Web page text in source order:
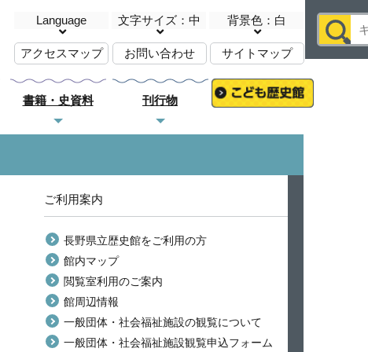
Language 文字サイズ：中 背景色：白
アクセスマップ お問い合わせ サイトマップ
書籍・史資料 刊行物
ご利用案内
長野県立歴史館をご利用の方
館内マップ
閲覧室利用のご案内
館周辺情報
一般団体・社会福祉施設の観覧について
一般団体・社会福祉施設観覧申込フォーム